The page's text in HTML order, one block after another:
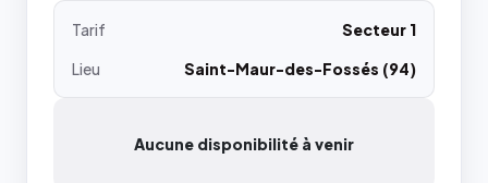
Tarif
Secteur 1
Lieu
Saint-Maur-des-Fossés (94)
Aucune disponibilité à venir